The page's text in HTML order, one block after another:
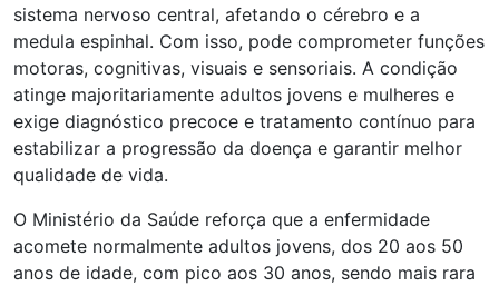
sistema nervoso central, afetando o cérebro e a
medula espinhal. Com isso, pode comprometer funções
motoras, cognitivas, visuais e sensoriais. A condição
atinge majoritariamente adultos jovens e mulheres e
exige diagnóstico precoce e tratamento contínuo para
estabilizar a progressão da doença e garantir melhor
qualidade de vida.
O Ministério da Saúde reforça que a enfermidade
acomete normalmente adultos jovens, dos 20 aos 50
anos de idade, com pico aos 30 anos, sendo mais rara